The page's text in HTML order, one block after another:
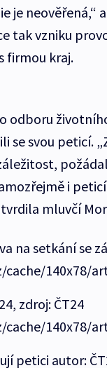
je neověřená,“
tak vzniku
firmou kraj.
odboru
se svou peticí.
i
mluvčí
na setkání se
140x78/
zdroj: ČT24
140x78/
petici autor: